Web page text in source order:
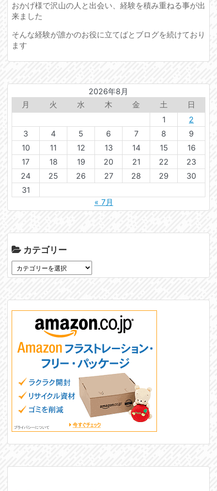
おかげ様で沢山の人と出会い、経験を積み重ねる事が出
来ました
そんな経験が誰かのお役に立てばとブログを続けており
ます
2026年8月
月
火 水 木 金 土
日
1
2
3
4 5 6 7 8
9
10
11 12 13 14 15
16
17
18 19 20 21 22
23
24
25 26 27 28 29
30
31
« 7月
カテゴリー